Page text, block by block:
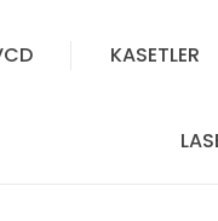
KASETLER